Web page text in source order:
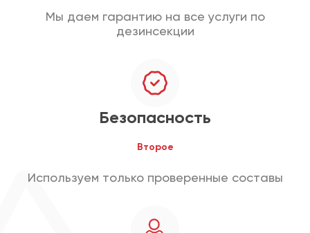
Мы даем гарантию на все услуги по
дезинсекции
Безопасность
Второе
Используем только проверенные составы